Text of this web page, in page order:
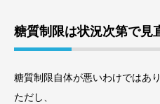
糖質制限は状況次第で見
糖質制限自体が悪いわけではあり
ただし、